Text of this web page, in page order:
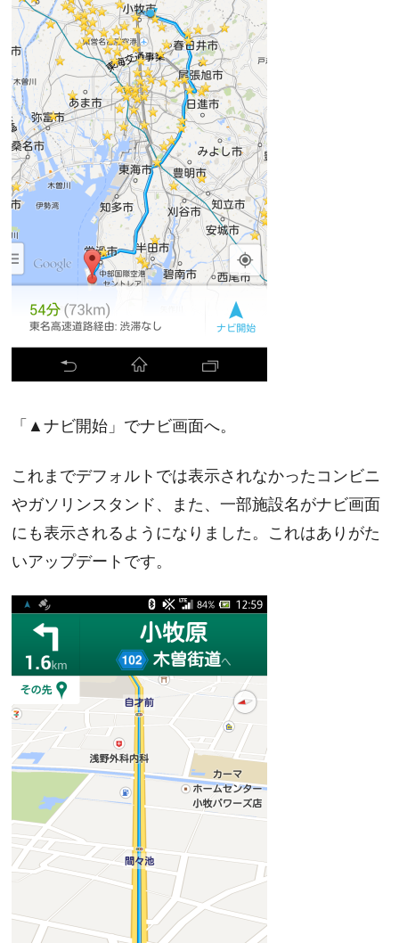
「▲ナビ開始」でナビ画面へ。
これまでデフォルトでは表示されなかったコンビニ
やガソリンスタンド、また、一部施設名がナビ画面
にも表示されるようになりました。これはありがた
いアップデートです。